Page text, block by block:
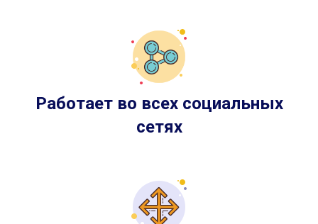
Работает во всех социальных
сетях